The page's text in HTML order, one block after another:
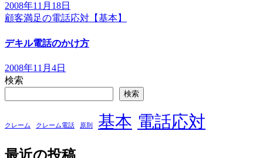
2008年11月18日
顧客満足の電話応対【基本】
デキル電話のかけ方
2008年11月4日
検索
検索
クレーム クレーム電話 原則 基本 電話応対